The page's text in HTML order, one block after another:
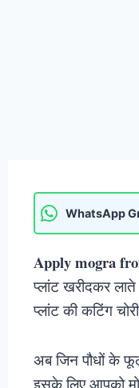
WhatsApp
Apply mogra
प्लांट खरीदकर
प्लांट की कटिंग
अब जिन पौधों के
इसके लिए आपको